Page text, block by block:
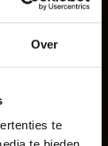
Over
te
coupé
andere
aan
zijn
keuken